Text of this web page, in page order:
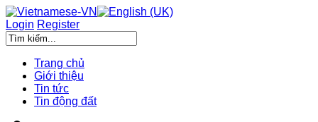
Login Register
Trang chủ
Giới thiệu
Tin tức
Tin động đất